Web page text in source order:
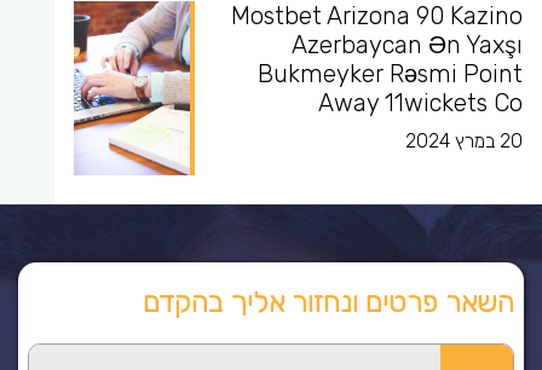
Mostbet Arizona 90 Kazino
Azerbaycan Ən Yaxşı
Bukmeyker Rəsmi Point
Away 11wickets Co
20 במרץ 2024
השאר פרטים ונחזור אליך בהקדם